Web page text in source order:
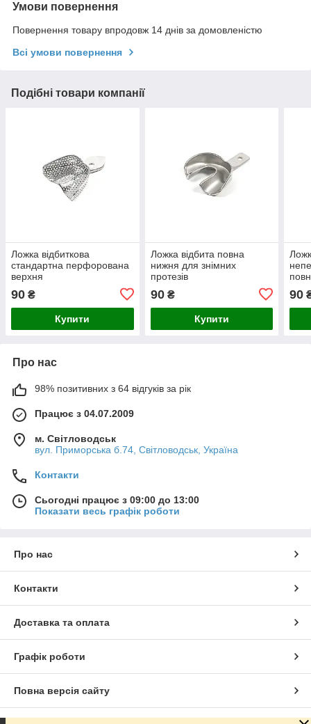
Умови повернення
Повернення товару впродовж 14 днів за домовленістю
Всі умови повернення
Подібні товари компанії
Ложка відбиткова
стандартна перфорована
верхня
90 ₴
Купити
Ложка відбита повна
нижня для знімних
протезів
90₴
Купити
90
Про нас
98% позитивних з 64 відгуків за рік
Працює з 04.07.2009
м. Світловодськ
вул. Приморська б.74, Світловодськ, Україна
Контакти
Сьогодні працює з 09:00 до 13:00
Показати весь графік роботи
Про нас
Контакти
Доставка та оплата
Графік роботи
Повна версія сайту